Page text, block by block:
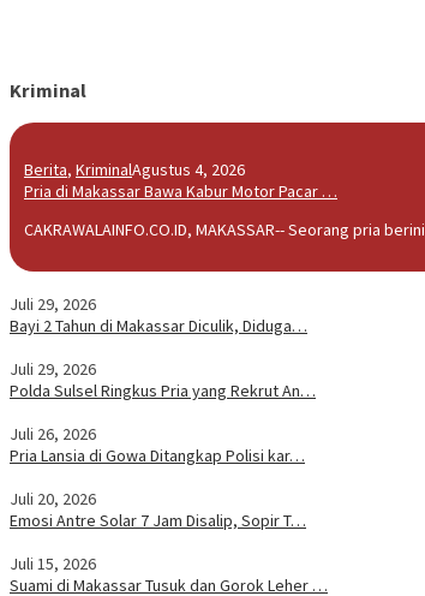
Kriminal
Berita, KriminalAgustus 4, 2026
Pria di Makassar Bawa Kabur Motor Pacar …
CAKRAWALAINFO.CO.ID, MAKASSAR-- Seorang pria
Juli 29, 2026
Bayi 2 Tahun di Makassar Diculik, Diduga…
Juli 29, 2026
Polda Sulsel Ringkus Pria yang Rekrut An…
Juli 26, 2026
Pria Lansia di Gowa Ditangkap Polisi kar…
Juli 20, 2026
Emosi Antre Solar 7 Jam Disalip, Sopir T…
Juli 15, 2026
Suami di Makassar Tusuk dan Gorok Leher …